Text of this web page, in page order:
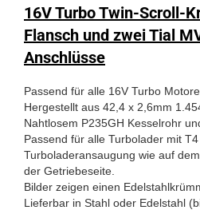
16V Turbo Twin-Scroll-
Flansch und zwei Tial
Anschlüsse
Passend für alle 16V Turbo
Hergestellt aus 42,4 x 2,6mm
Nahtlosem P235GH Kesselrohr
Passend für alle Turbolader mit T4
Turboladeransaugung wie auf
der Getriebeseite.
Bilder zeigen einen
Lieferbar in Stahl oder Edelstahl